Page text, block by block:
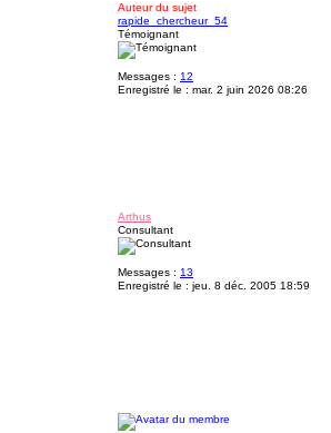
Auteur du sujet
rapide_chercheur_54
Témoignant
Messages : 12
Enregistré le : mar. 2 juin 2026 08:26
Arthus
Consultant
Messages : 13
Enregistré le : jeu. 8 déc. 2005 18:59